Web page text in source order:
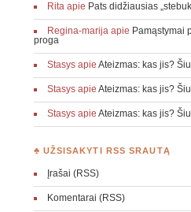
Ritaapie Pats didžiausias
Regina-marijaapie Pamąstymai
proga
Stasysapie Ateizmas: kas jis?
Stasysapie Ateizmas: kas jis?
Stasysapie Ateizmas: kas jis?
♣ UŽSISAKYTI RSS SRAUTĄ
Įrašai (RSS)
Komentarai (RSS)